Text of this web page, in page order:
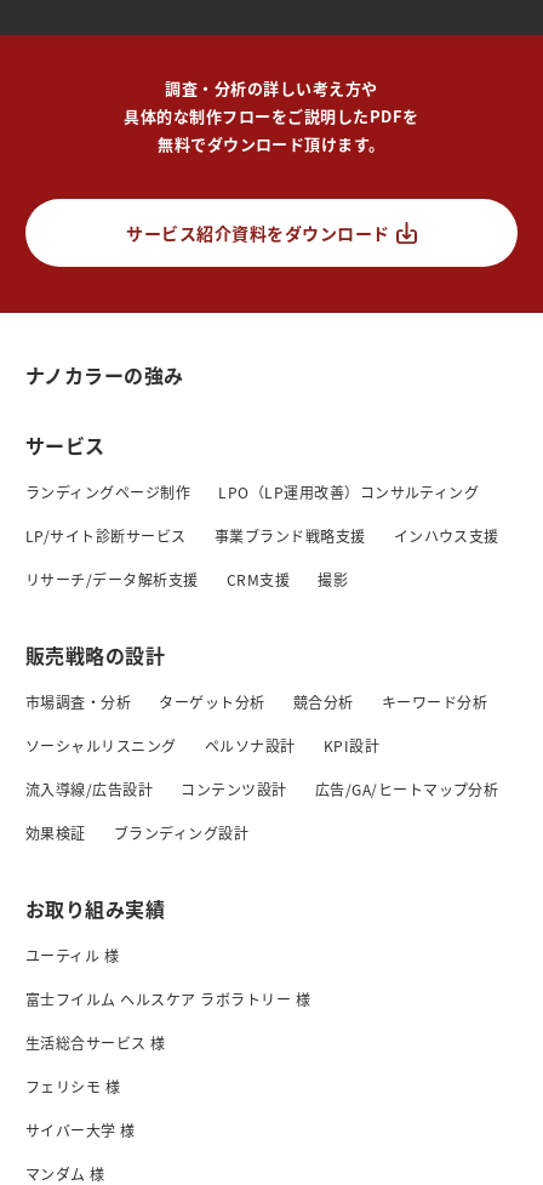
調査・分析の詳しい考え方や
具体的な制作フローをご説明したPDFを
無料でダウンロード頂けます。
サービス紹介資料をダウンロード
ナノカラーの強み
サービス
ランディングページ制作 LPO（LP運用改善）コンサルティング
LP/サイト診断サービス 事業ブランド戦略支援 インハウス支援
リサーチ/データ解析支援 CRM支援 撮影
販売戦略の設計
市場調査・分析 ターゲット分析 競合分析 キーワード分析
ソーシャルリスニング ペルソナ設計 KPI設計
流入導線/広告設計 コンテンツ設計 広告/GA/ヒートマップ分析
効果検証 ブランディング設計
お取り組み実績
ユーティル 様
富士フイルム ヘルスケア ラボラトリー 様
生活総合サービス 様
フェリシモ 様
サイバー大学 様
マンダム 様